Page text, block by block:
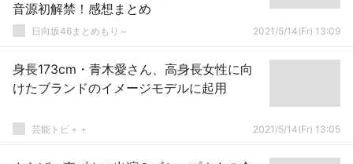
音源初解禁！感想まとめ
日向坂46まとめもり～ 2021/5/14(Fr) 13:09
身長173cm・青木愛さん、高身長女性に向
けたブランドのイメージモデルに起用
芸能トピ＋＋ 2021/5/14(Fr) 13:05